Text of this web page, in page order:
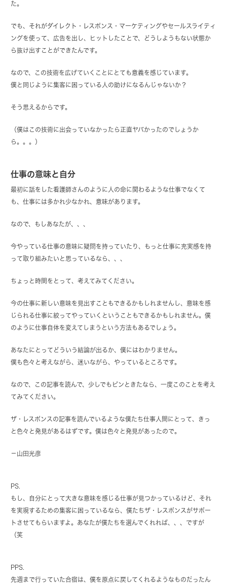
た。
でも、それがダイレクト・レスポンス・マーケティングやセールスライティ
ングを使って、広告を出し、ヒットしたことで、どうしようもない状態か
ら抜け出すことができたんです。
なので、この技術を広げていくことにとても意義を感じています。
僕と同じように集客に困っている人の助けになるんじゃないか？
そう思えるからです。
（僕はこの技術に出会っていなかったら正直ヤバかったのでしょうか
ら。。。）
仕事の意味と自分
最初に話をした看護師さんのように人の命に関わるような仕事でなくて
も、仕事には多かれ少なかれ、意味があります。
なので、もしあなたが、、、
今やっている仕事の意味に疑問を持っていたり、もっと仕事に充実感を持
って取り組みたいと思っているなら、、、
ちょっと時間をとって、考えてみてください。
今の仕事に新しい意味を見出すこともできるかもしれませんし、意味を感
じられる仕事に絞ってやっていくということもできるかもしれません。僕
のように仕事自体を変えてしまうという方法もあるでしょう。
あなたにとってどういう結論が出るか、僕にはわかりません。
僕も色々と考えながら、迷いながら、やっているところです。
なので、この記事を読んで、少しでもピンときたなら、一度このことを考え
てみてください。
ザ・レスポンスの記事を読んでいるような僕たち仕事人間にとって、きっ
と色々と発見があるはずです。僕は色々と発見があったので。
－山田光彦
PS.
もし、自分にとって大きな意味を感じる仕事が見つかっているけど、それ
を実現するための集客に困っているなら、僕たちザ・レスポンスがサポー
トさせてもらいますよ。あなたが僕たちを選んでくれれば、、、ですが
（笑
PPS.
先週まで行っていた合宿は、僕を原点に戻してくれるようなものだったん